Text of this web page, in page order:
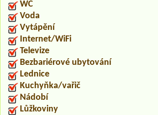
WC
Voda
Vytápění
Internet/WiFi
Televize
Bezbariérové ubytování
Lednice
Kuchyňka/vařič
Nádobí
Lůžkoviny